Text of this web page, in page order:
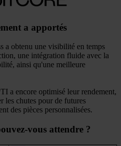
a apportés
a obtenu une visibilité en temps
une intégration fluide avec la
ainsi qu'une meilleure
a encore optimisé leur rendement,
les chutes pour de futures
des pièces personnalisées.
vous attendre ?